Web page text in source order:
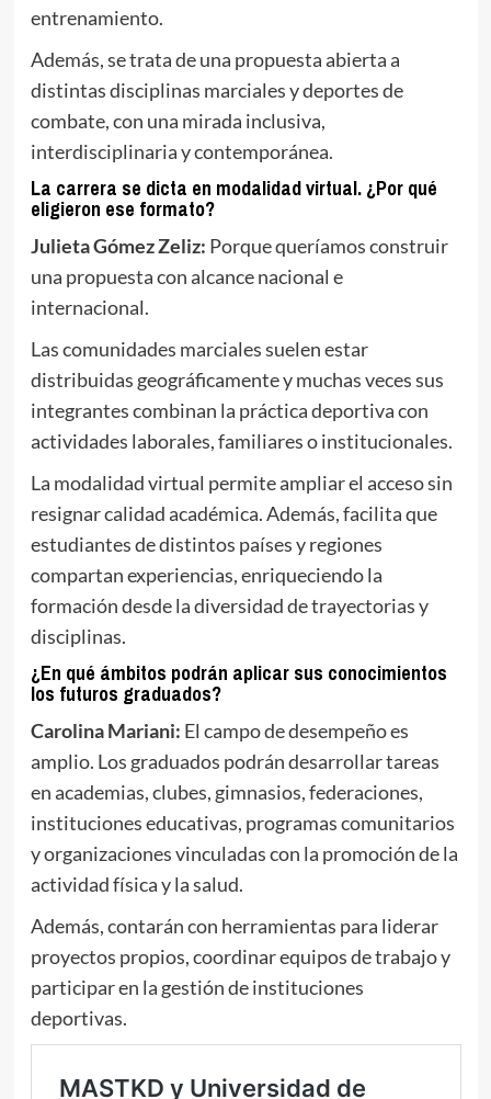
entrenamiento.
Además, se trata de una propuesta abierta a
distintas disciplinas marciales y deportes de
combate, con una mirada inclusiva,
interdisciplinaria y contemporánea.
La carrera se dicta en modalidad virtual. ¿Por qué
eligieron ese formato?
Julieta Gómez Zeliz: Porque queríamos construir
una propuesta con alcance nacional e
internacional.
Las comunidades marciales suelen estar
distribuidas geográficamente y muchas veces sus
integrantes combinan la práctica deportiva con
actividades laborales, familiares o institucionales.
La modalidad virtual permite ampliar el acceso sin
resignar calidad académica. Además, facilita que
estudiantes de distintos países y regiones
compartan experiencias, enriqueciendo la
formación desde la diversidad de trayectorias y
disciplinas.
¿En qué ámbitos podrán aplicar sus conocimientos
los futuros graduados?
Carolina Mariani: El campo de desempeño es
amplio. Los graduados podrán desarrollar tareas
en academias, clubes, gimnasios, federaciones,
instituciones educativas, programas comunitarios
y organizaciones vinculadas con la promoción de la
actividad física y la salud.
Además, contarán con herramientas para liderar
proyectos propios, coordinar equipos de trabajo y
participar en la gestión de instituciones
deportivas.